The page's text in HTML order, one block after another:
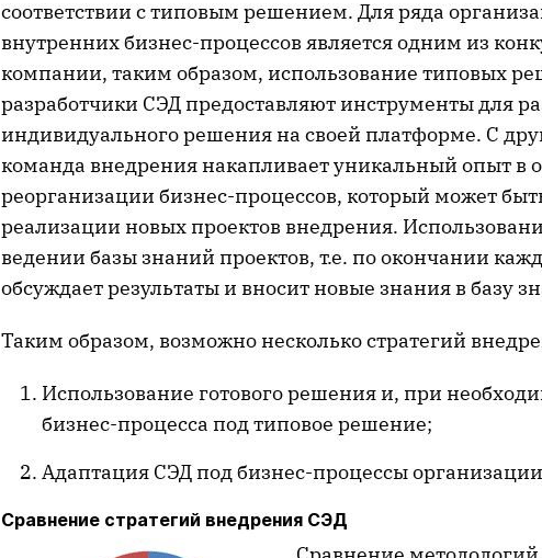
соответствии с типовым решением. Для ряда
внутренних бизнес-процессов является одним из
компании, таким образом, использование типовых
разработчики СЭД предоставляют инструменты для
индивидуального решения на своей платформе. С
команда внедрения накапливает уникальный опыт в
реорганизации бизнес-процессов, который может
реализации новых проектов внедрения.
ведении базы знаний проектов, т.е. по окончании
обсуждает результаты и вносит новые знания в базу
Таким образом, возможно несколько стратегий
Использование готового решения и, при
бизнес-процесса под типовое решение;
Адаптация СЭД под бизнес-процессы
Сравнение стратегий внедрения СЭД